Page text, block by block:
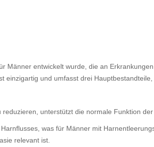
Männer entwickelt wurde, die an
einzigartig und umfasst drei
unterstützt die normale Funktion
was für Männer mit
relevant ist.